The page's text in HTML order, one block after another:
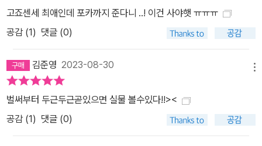
고죠센세 최애인데 포카까지 준다니 ..! 이건 사야햇 ㅠㅠㅠ
공감 (1) 댓글 (0)
김준영 2023-08-30
벌써부터 두근두근곧있으면 실물 볼수있다!!><
공감 (1) 댓글 (0)